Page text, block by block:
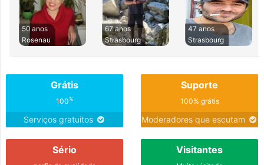
50 anos
Rosenau
67 anos
Strasbourg
47 anos
Strasbourg
Grátis
100%
Serviços gratuitos
Suporte
100% grátis
Moderadores que escutam
Sério Visitantes